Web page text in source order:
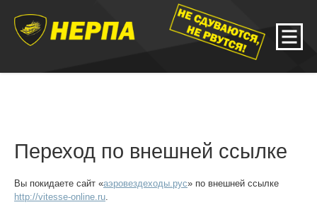
Переход по внешней ссылке
Вы покидаете сайт «аэровездеходы.рус» по внешней ссылке
http://vitesse-online.ru